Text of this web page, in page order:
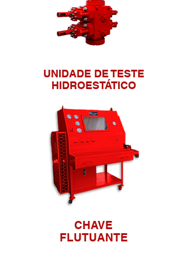
UNIDADE DE TESTE
HIDROESTÁTICO
CHAVE
FLUTUANTE